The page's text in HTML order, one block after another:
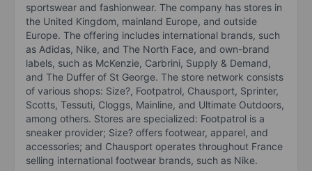
sportswear and fashionwear. The company has stores in
the United Kingdom, mainland Europe, and outside
Europe. The offering includes international brands, such
as Adidas, Nike, and The North Face, and own-brand
labels, such as McKenzie, Carbrini, Supply & Demand,
and The Duffer of St George. The store network consists
of various shops: Size?, Footpatrol, Chausport, Sprinter,
Scotts, Tessuti, Cloggs, Mainline, and Ultimate Outdoors,
among others. Stores are specialized: Footpatrol is a
sneaker provider; Size? offers footwear, apparel, and
accessories; and Chausport operates throughout France
selling international footwear brands, such as Nike.